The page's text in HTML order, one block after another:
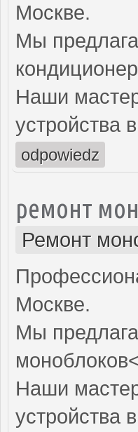
Москве.
Мы
Наши
устройства
odpowiedz
ремонт
Ремонт
Москве.
Мы
Наши
устройства